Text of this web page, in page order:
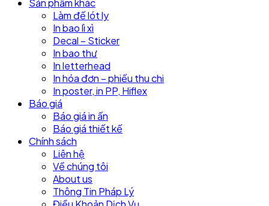
Làm đế lót ly
In bao lì xì
Decal – Sticker
In bao thư
In letterhead
In hóa đơn – phiếu thu chi
In poster, in PP, Hiflex
Báo giá
Báo giá in ấn
Báo giá thiết kế
Chính sách
Liên hệ
Về chúng tôi
About us
Thông Tin Pháp Lý